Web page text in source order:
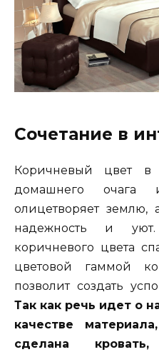
Сочетание в
Коричневый цвет
домашнего очага
олицетворяет землю,
надежность и уют.
коричневого цвета
цветовой гаммой
позволит создать
Так как речь идет о
качестве
сделана